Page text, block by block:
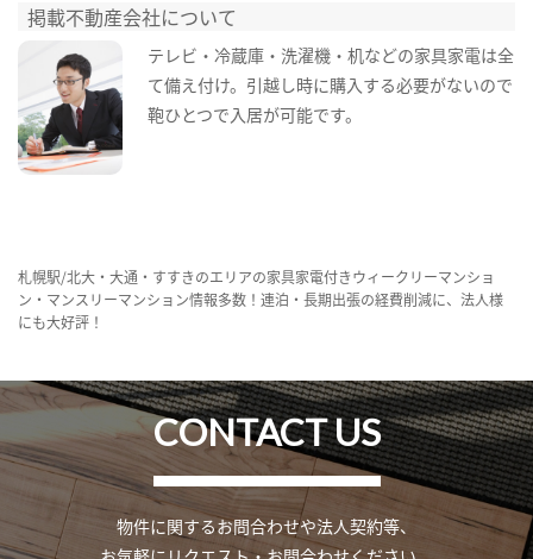
掲載不動産会社について
テレビ・冷蔵庫・洗濯機・机などの家具家電は全
て備え付け。引越し時に購入する必要がないので
鞄ひとつで入居が可能です。
札幌駅/北大・大通・すすきのエリアの家具家電付きウィークリーマンショ
ン・マンスリーマンション情報多数！連泊・長期出張の経費削減に、法人様
にも大好評！
CONTACT US
物件に関するお問合わせや法人契約等、